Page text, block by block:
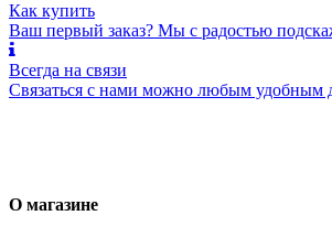
Как купить
Ваш первый заказ? Мы с радостью
Всегда на связи
Связаться с нами можно любым удобным
О магазине